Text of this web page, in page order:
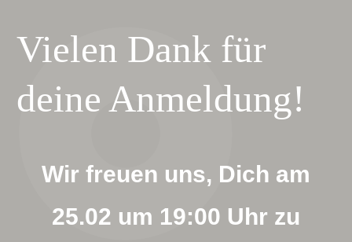
Vielen Dank für
deine Anmeldung!
Wir freuen uns, Dich am
25.02 um 19:00 Uhr zu